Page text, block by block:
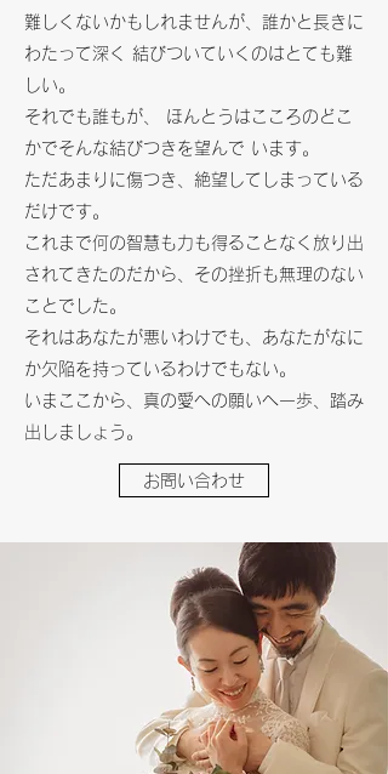
難しくないかもしれませんが、誰かと長きに
わたって深く 結びついていくのはとても難
しい。
それでも誰もが、 ほんとうはこころのどこ
かでそんな結びつきを望んで います。
ただあまりに傷つき、絶望してしまっている
だけです。
これまで何の智慧も力も得ることなく放り出
されてきたのだから、その挫折も無理のない
ことでした。
それはあなたが悪いわけでも、あなたがなに
か欠陥を持っているわけでもない。
いまここから、真の愛への願いへ一歩、踏み
出しましょう。
お問い合わせ